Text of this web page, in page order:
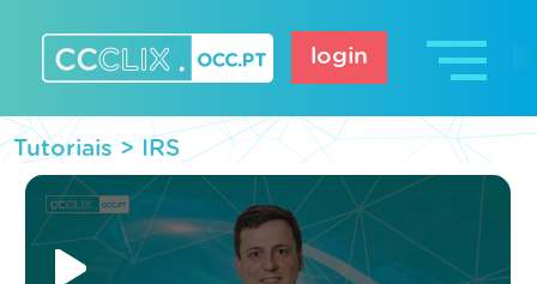
content
login
Tutoriais > IRS